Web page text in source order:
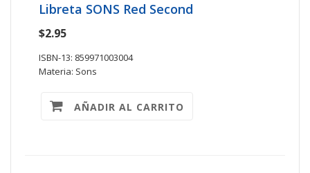
Libreta SONS Red Second
$2.95
ISBN-13: 859971003004
Materia: Sons
AÑADIR AL CARRITO